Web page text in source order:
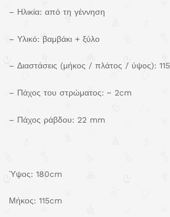
– Ηλικία: από τη γέννηση
– Υλικό: βαμβάκι + ξύλο
– Διαστάσεις (μήκος / πλάτος / ύψος):
– Πάχος του στρώματος: ~ 2cm
– Πάχος ράβδου: 22 mm
Ύψος: 180cm
Μήκος: 115cm